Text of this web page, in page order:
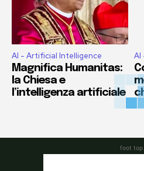
AI - Artificial Intelligence
Magnifica Humanitas:
la Chiesa e
l’intelligenza artificiale
AI
foot top